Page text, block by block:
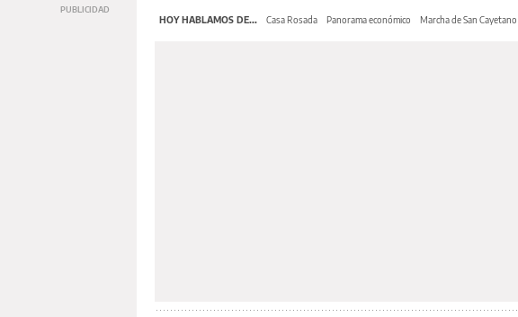
HOY HABLAMOS DE... Casa Rosada Panorama económico Marcha de San Cayetano